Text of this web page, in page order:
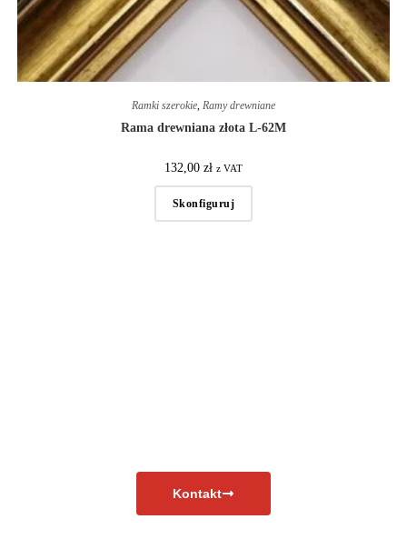
Ramki szerokie, Ramy drewniane
Rama drewniana złota L-62M
132,00 zł z VAT
Skonfiguruj
Kontakt